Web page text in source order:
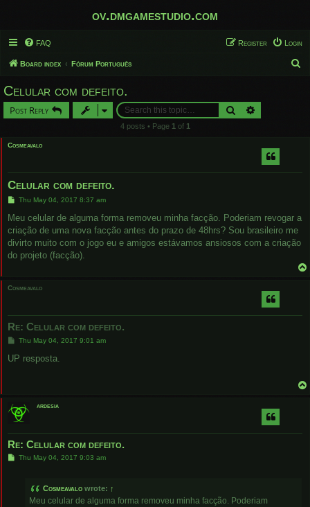
ov.dmgamestudio.com
FAQ Login
Register
Board index Fórum Português
Celular com defeito.
Post Reply Search
4 posts • Page 1 of 1
Cosmeavalo
Celular com defeito.
P
s
Thu May 04, 2017 8:37 am
Meu celular de alguma forma removeu minha facção. Poderiam revogar a
criação de uma nova facção antes do prazo de 48hrs? Sou brasileiro me
divirto muito com o jogo eu e amigos estávamos ansiosos com a criação
do projeto (facção).
Cosmeavalo
Re: Celular com defeito.
P
s
Thu May 04, 2017 9:01 am
UP resposta.
ardesia
Re: Celular com defeito.
PThu May 04, 2017 9:03 am
Cosmeavalo wrote: ↑
Meu celular de alguma forma removeu minha facção. Poderiam